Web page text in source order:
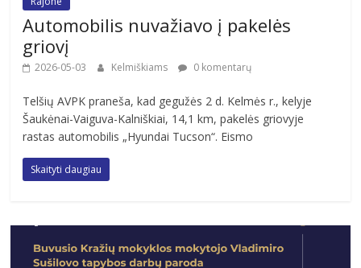
Automobilis nuvažiavo į pakelės
griovį
2026-05-03 Kelmiškiams 0 komentarų
Telšių AVPK praneša, kad gegužės 2 d. Kelmės r., kelyje
Šaukėnai-Vaiguva-Kalniškiai, 14,1 km, pakelės griovyje
rastas automobilis „Hyundai Tucson“. Eismo
Skaityti daugiau